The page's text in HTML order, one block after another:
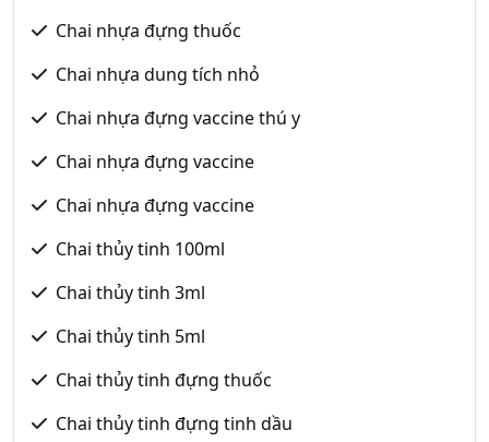
Chai nhựa đựng thuốc
Chai nhựa dung tích nhỏ
Chai nhựa đựng vaccine thú y
Chai nhựa đựng vaccine
Chai nhựa đựng vaccine
Chai thủy tinh 100ml
Chai thủy tinh 3ml
Chai thủy tinh 5ml
Chai thủy tinh đựng thuốc
Chai thủy tinh đựng tinh dầu